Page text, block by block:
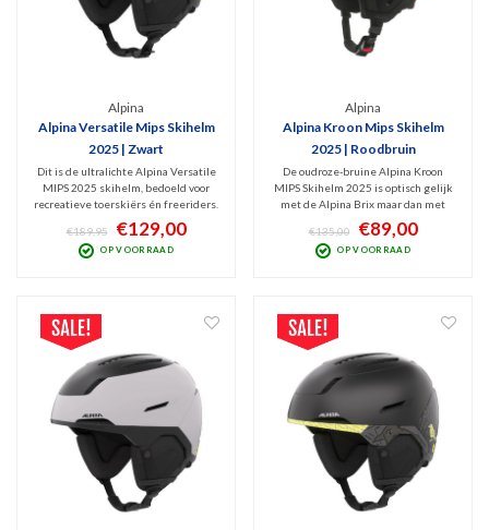
Alpina
Alpina Versatile Mips Skihelm
2025 | Zwart
Dit is de ultralichte Alpina Versatile
MIPS 2025 skihelm, bedoeld voor
recreatieve toerskiërs én freeriders.
Deze Inmould (ook wel Softshell)
helm heeft een stevige constructie
van polycarbonaat en Hi-EPS die
€189,95 €129,00
OP VOORRAAD
Alpina
Alpina Kroon Mips Skihelm
2025 | Roodbruin
De oudroze-bruine Alpina Kroon
MIPS Skihelm 2025 is optisch gelijk
met de Alpina Brix maar dan met
extra MIPS bescherming. Deze goed
ventilerende, veilige Inmold
skihelm weegt slechts 450 gram, is
€135,00 €89,00
OP VOORRAAD